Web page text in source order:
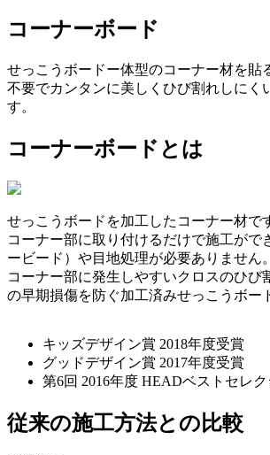
コーナーボード
せっこうボードー体型のコーナー材を貼
不要でカンタンに美しくひび割れしにく
す。
コーナーボードとは
せっこうボードを加工したコーナー材で
コーナー部に取り付けるだけで施工がで
ービード）や目地処理が必要ありません。
コーナー部に発生しやすいクロスのひび
の早期損傷を防ぐ加工済みせっこうボー
キッズデザイン賞 2018年度受賞
グッドデザイン賞 2017年度受賞
第6回 2016年度 HEADベストセレ
従来の施工方法との比較